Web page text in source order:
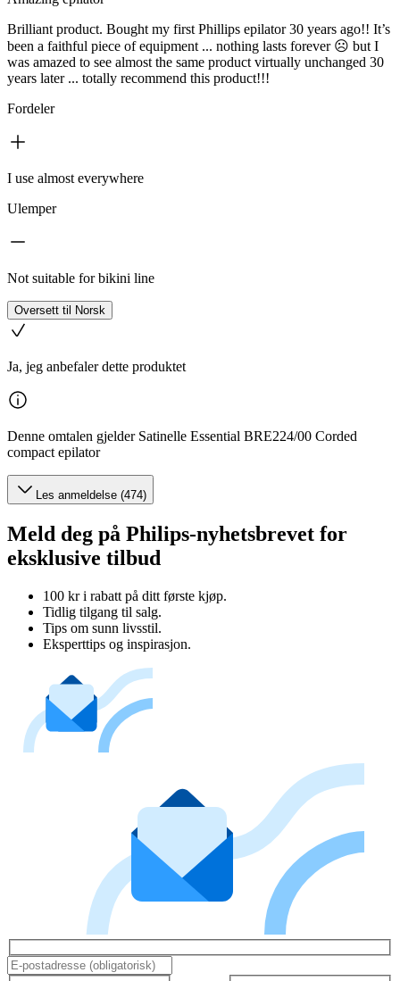
Brilliant product. Bought my first Phillips epilator 30 years ago!! It’s
been a faithful piece of equipment ... nothing lasts forever ☹️ but I
was amazed to see almost the same product virtually unchanged 30
years later ... totally recommend this product!!!
Fordeler
I use almost everywhere
Ulemper
Not suitable for bikini line
Oversett til Norsk
Ja, jeg anbefaler dette produktet
Denne omtalen gjelder Satinelle Essential BRE224/00 Corded
compact epilator
Les anmeldelse (474)
Meld deg på Philips-nyhetsbrevet for
eksklusive tilbud
100 kr i rabatt på ditt første kjøp.
Tidlig tilgang til salg.
Tips om sunn livsstil.
Eksperttips og inspirasjon.